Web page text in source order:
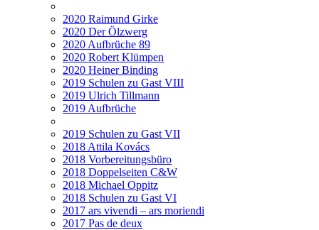
2020 Raimund Girke
2020 Der Ölzwerg
2020 Aufbrüche 89
2020 Robert Klümpen
2020 Heiner Binding
2019 Schulen zu Gast VIII
2019 Ulrich Tillmann
2019 Aufbrüche
2019 Schulen zu Gast VII
2018 Attila Kovács
2018 Vorbereitungsbüro
2018 Doppelseiten C&W
2018 Michael Oppitz
2018 Schulen zu Gast VI
2017 ars vivendi – ars moriendi
2017 Pas de deux